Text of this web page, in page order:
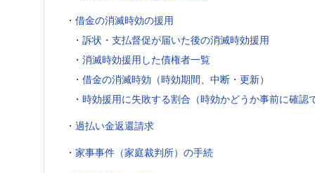
・ 借金の消滅時効の援用
・ 訴状・支払督促が届いた後の消滅時効援用
・ 消滅時効援用した債権者一覧
・ 借金の消滅時効（時効期間、中断・更新）
・ 時効援用に失敗する割合（時効かどうか事前に確認
・ 過払い金返還請求
・ 家事事件（家庭裁判所）の手続